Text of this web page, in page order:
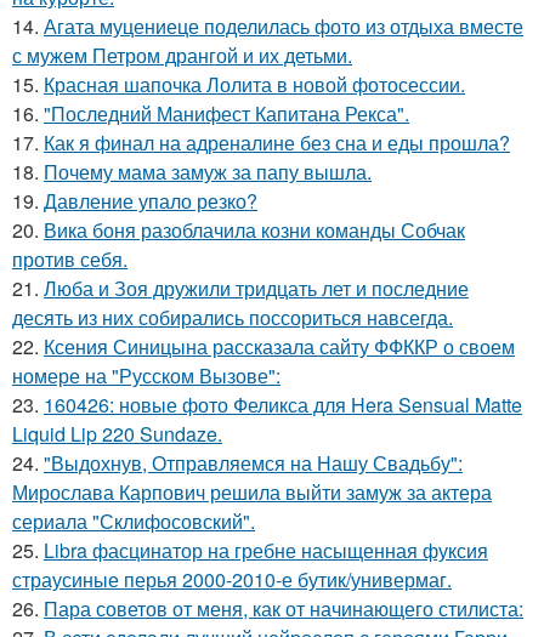
14. Агата муцениеце поделилась фото из отдыха вместе
с мужем Петром дрангой и их детьми.
15. Красная шапочка Лолита в новой фотосессии.
16. "Последний Манифест Капитана Рекса".
17. Как я финал на адреналине без сна и еды прошла?
18. Почему мама замуж за папу вышла.
19. Давление упало резко?
20. Вика боня разоблачила козни команды Собчак
против себя.
21. Люба и Зоя дружили тридцать лет и последние
десять из них собирались поссориться навсегда.
22. Ксения Синицына рассказала сайту ФФККР о своем
номере на "Русском Вызове":
23. 160426: новые фото Феликса для Hera Sensual Matte
Liquid Lip 220 Sundaze.
24. "Выдохнув, Отправляемся на Нашу Свадьбу":
Мирослава Карпович решила выйти замуж за актера
сериала "Склифосовский".
25. Libra фасцинатор на гребне насыщенная фуксия
страусиные перья 2000-2010-е бутик/универмаг.
26. Пара советов от меня, как от начинающего стилиста: